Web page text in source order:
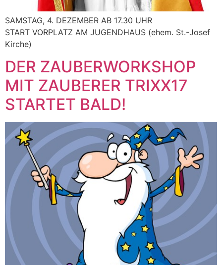
SAMSTAG, 4. DEZEMBER AB 17.30 UHR
START VORPLATZ AM JUGENDHAUS (ehem. St.-Josef
Kirche)
DER ZAUBERWORKSHOP
MIT ZAUBERER TRIXX17
STARTET BALD!